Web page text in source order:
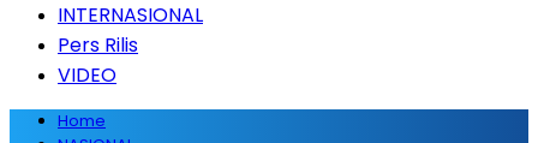
INTERNASIONAL
Pers Rilis
VIDEO
Home